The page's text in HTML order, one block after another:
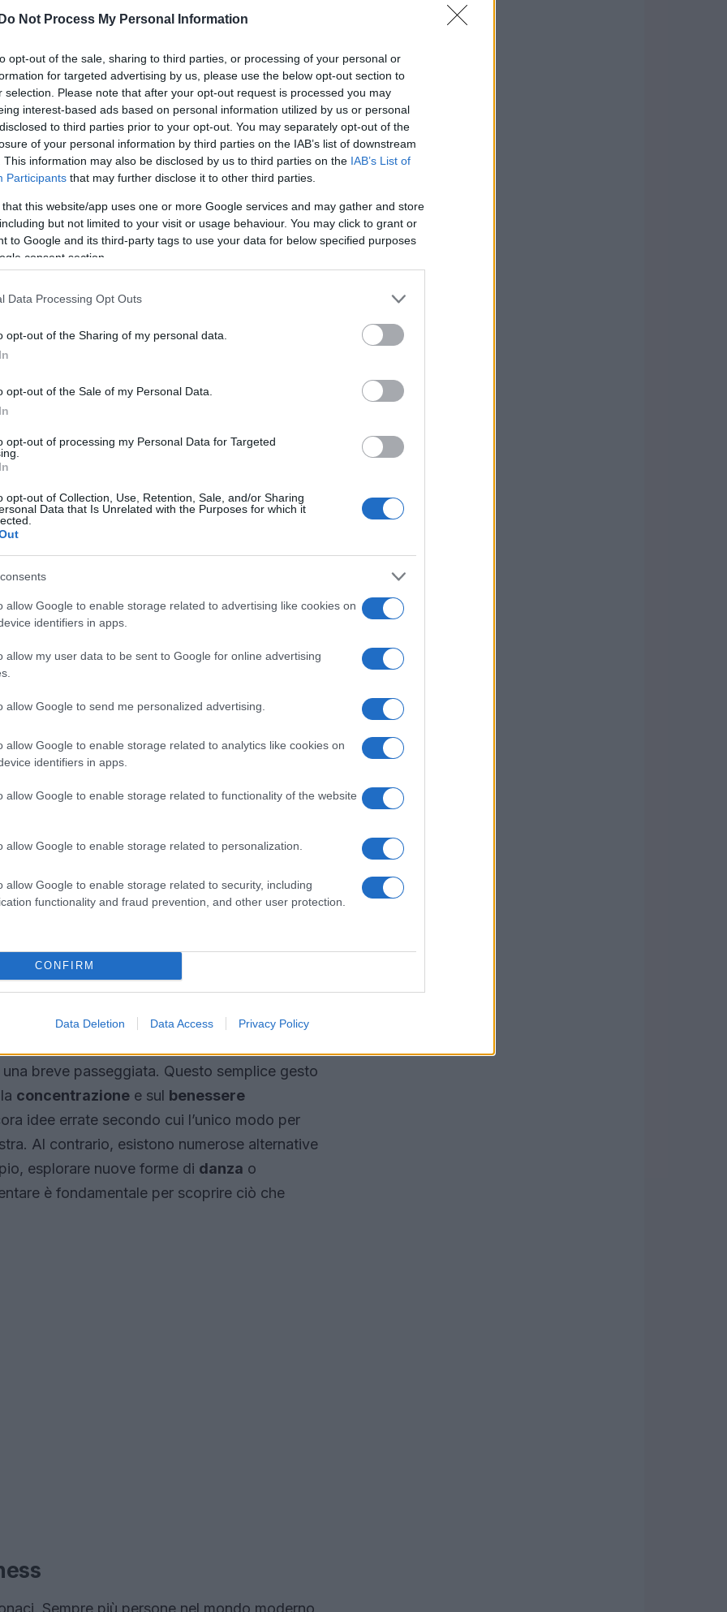
Do Not Process My Personal Information
opt-out of the sale, sharing to third parties, or processing of your personal or
for targeted advertising by us, please use the below opt-out section to
selection. Please note that after your opt-out request is processed you may
interest-based ads based on personal information utilized by us or personal
to third parties prior to your opt-out. You may separately opt-out of the
of your personal information by third parties on the IAB’s list of downstream
This information may also be disclosed by us to third parties on the IAB’s List of
Participants that may further disclose it to other third parties.
that this website/app uses one or more Google services and may gather and store
but not limited to your visit or usage behaviour. You may click to grant or
to Google and its third-party tags to use your data for below specified purposes
consent section.
Data Processing Opt Outs
opt-out of the Sharing of my personal data.
opt-out of the Sale of my Personal Data.
opt-out of processing my Personal Data for Targeted
opt-out of Collection, Use, Retention, Sale, and/or Sharing
Data that Is Unrelated with the Purposes for which it
allow Google to enable storage related to advertising like cookies on
identifiers in apps.
allow my user data to be sent to Google for online advertising
allow Google to send me personalized advertising.
allow Google to enable storage related to analytics like cookies on
identifiers in apps.
allow Google to enable storage related to functionality of the website
allow Google to enable storage related to personalization.
allow Google to enable storage related to security, including
functionality and fraud prevention, and other user protection.
CONFIRM
Data Deletion Data Access Privacy Policy
il benessere del corpo umano. Bere a
non solo la pelle idratata e i capelli lucenti,
delle funzioni cognitive. Diverse
possa causare stanchezza e mancanza di
di circa due litri di acqua, è utile
la giornata. Studi dimostrano che, dopo
di acqua, è possibile notare cambiamenti
duraturo è l’alimentazione
di seguire una dieta, ma di acquisire una
si consumano. Spesso le persone si
o da messaggi pubblicitari, mentre ciò che si
la salute. È consigliabile dedicare
si mangia. È utile porsi domande del
contempo gli zuccheri raffinati. Un dato
sezione riserverà ulteriori sorprese.
ma il suo impatto sulla salute mentale
endorfine, conosciute anche come
caminareper 30 minuti al giorno può
coloro che lavorano in ufficio, è consigliabile
breve passeggiata. Questo semplice gesto
concentrazione e sul benessere
idee errate secondo cui l’unico modo per
Al contrario, esistono numerose alternative
esplorare nuove forme di danza o
è fondamentale per scoprire ciò che